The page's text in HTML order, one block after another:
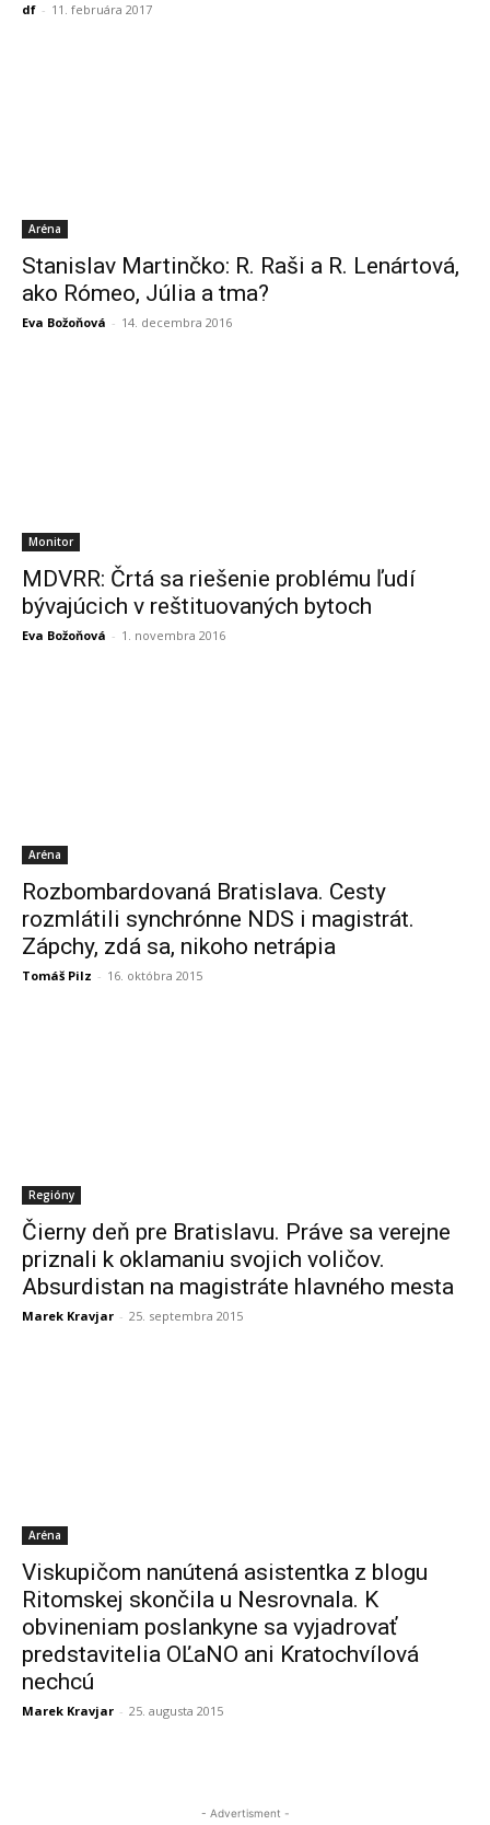
df - 11. februára 2017
Aréna
Stanislav Martinčko: R. Raši a R. Lenártová,
ako Rómeo, Júlia a tma?
Eva Božoňová - 14. decembra 2016
Monitor
MDVRR: Črtá sa riešenie problému ľudí
bývajúcich v reštituovaných bytoch
Eva Božoňová - 1. novembra 2016
Aréna
Rozbombardovaná Bratislava. Cesty
rozmlátili synchrónne NDS i magistrát.
Zápchy, zdá sa, nikoho netrápia
Tomáš Pilz - 16. októbra 2015
Regióny
Čierny deň pre Bratislavu. Práve sa verejne
priznali k oklamaniu svojich voličov.
Absurdistan na magistráte hlavného mesta
Marek Kravjar - 25. septembra 2015
Aréna
Viskupičom nanútená asistentka z blogu
Ritomskej skončila u Nesrovnala. K
obvineniam poslankyne sa vyjadrovať
predstavitelia OĽaNO ani Kratochvílová
nechcú
Marek Kravjar - 25. augusta 2015
- Advertisment -